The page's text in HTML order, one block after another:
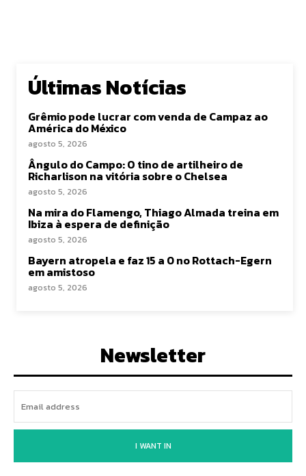
Últimas Notícias
Grêmio pode lucrar com venda de Campaz ao
América do México
agosto 5, 2026
Ângulo do Campo: O tino de artilheiro de
Richarlison na vitória sobre o Chelsea
agosto 5, 2026
Na mira do Flamengo, Thiago Almada treina em
Ibiza à espera de definição
agosto 5, 2026
Bayern atropela e faz 15 a 0 no Rottach-Egern
em amistoso
agosto 5, 2026
Newsletter
I WANT IN